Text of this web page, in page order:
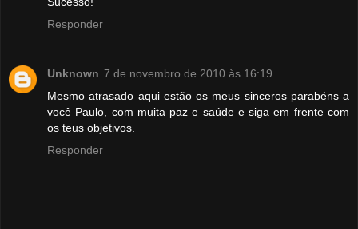
Responder
Unknown 7 de novembro de 2010 às 16:19
Mesmo atrasado aqui estão os meus sinceros parabéns a
você Paulo, com muita paz e saúde e siga em frente com
os teus objetivos.
Responder